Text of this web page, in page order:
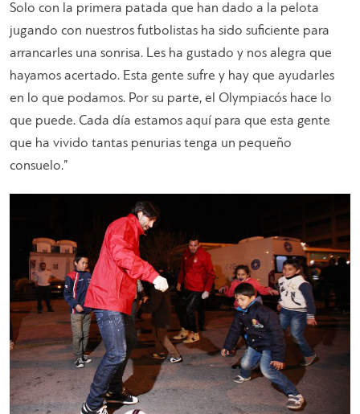
Solo con la primera patada que han dado a la pelota
jugando con nuestros futbolistas ha sido suficiente para
arrancarles una sonrisa. Les ha gustado y nos alegra que
hayamos acertado. Esta gente sufre y hay que ayudarles
en lo que podamos. Por su parte, el Olympiacós hace lo
que puede. Cada día estamos aquí para que esta gente
que ha vivido tantas penurias tenga un pequeño
consuelo.”